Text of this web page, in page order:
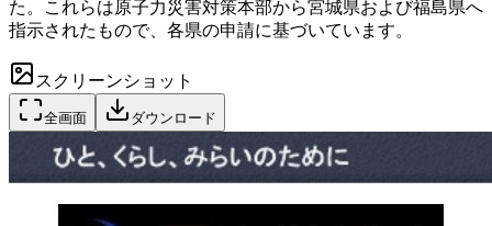
た。これらは原子力災害対策本部から宮城県および福島県へ
指示されたもので、各県の申請に基づいています。
スクリーンショット
全画面 ダウンロード